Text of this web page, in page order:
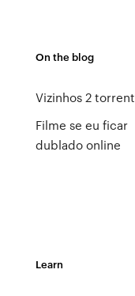
On the blog
Vizinhos 2 torrent
Filme se eu ficar
dublado online
Learn